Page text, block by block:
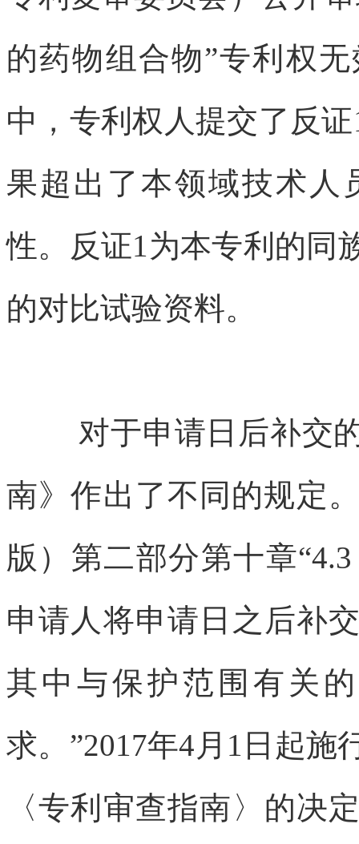
的药物组合物”专利权
中，专利权人提交了反
果超出了本领域技术人
性。反证1为本专利的同
的对比试验资料。
对于申请日后补交
南》作出了不同的规定
版）第二部分第十章
申请人将申请日之后补
其中与保护范围有关
求。”2017年4月1日起施
〈专利审查指南〉的决